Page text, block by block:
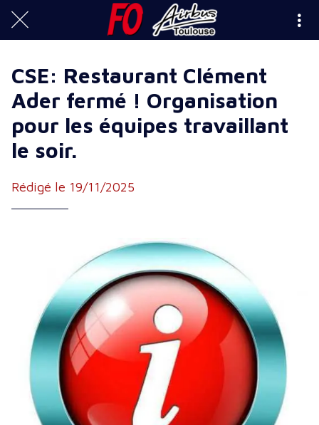
CSE: Restaurant Clément
Ader fermé ! Organisation
pour les équipes travaillant
le soir.
Rédigé le 19/11/2025